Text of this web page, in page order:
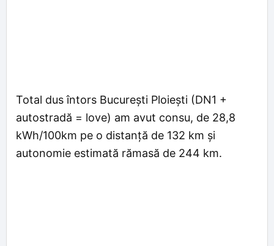
Total dus întors București Ploiești (DN1 +
autostradă = love) am avut consu, de 28,8
kWh/100km pe o distanță de 132 km și
autonomie estimată rămasă de 244 km.